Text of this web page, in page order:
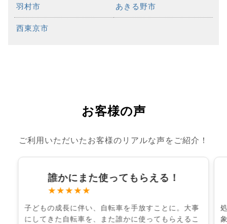
羽村市 あきる野市
西東京市
お客様の声
ご利用いただいたお客様のリアルな声をご紹介！
誰かにまた使ってもらえる！
★★★★★
子どもの成長に伴い、自転車を手放すことに。大事
にしてきた自転車を、また誰かに使ってもらえるこ